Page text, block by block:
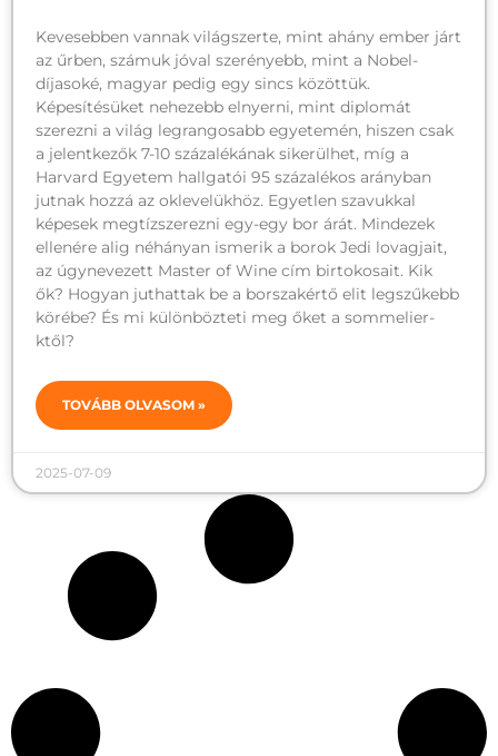
Kevesebben vannak világszerte, mint ahány ember járt
az űrben, számuk jóval szerényebb, mint a Nobel-
díjasoké, magyar pedig egy sincs közöttük.
Képesítésüket nehezebb elnyerni, mint diplomát
szerezni a világ legrangosabb egyetemén, hiszen csak
a jelentkezők 7-10 százalékának sikerülhet, míg a
Harvard Egyetem hallgatói 95 százalékos arányban
jutnak hozzá az oklevelükhöz. Egyetlen szavukkal
képesek megtízszerezni egy-egy bor árát. Mindezek
ellenére alig néhányan ismerik a borok Jedi lovagjait,
az úgynevezett Master of Wine cím birtokosait. Kik
ők? Hogyan juthattak be a borszakértő elit legszűkebb
körébe? És mi különbözteti meg őket a sommelier-
ktől?
TOVÁBB OLVASOM »
2025-07-09